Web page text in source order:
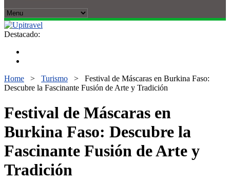
Destacado:
Home > Turismo > Festival de Máscaras en Burkina Faso:
Descubre la Fascinante Fusión de Arte y Tradición
Festival de Máscaras en
Burkina Faso: Descubre la
Fascinante Fusión de Arte y
Tradición